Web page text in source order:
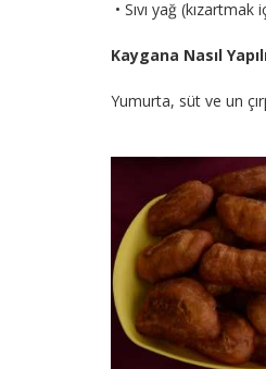
• Sıvı yağ (kızartmak
Kaygana Nasıl
Yumurta, süt ve un